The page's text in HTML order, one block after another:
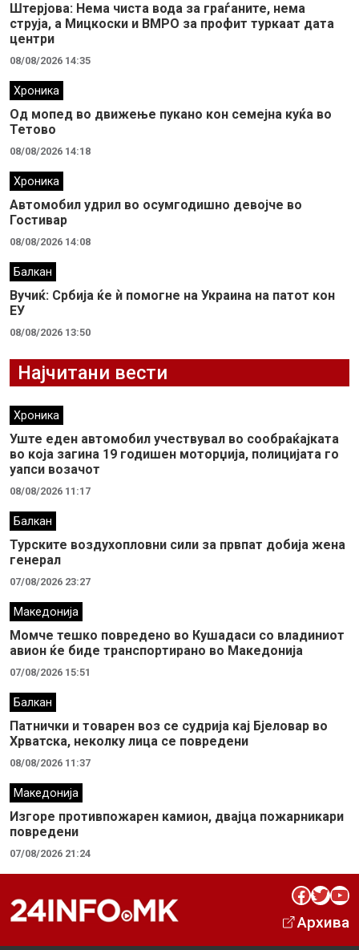
Штерјова: Нема чиста вода за граѓаните, нема
струја, а Мицкоски и ВМРО за профит туркаат дата
центри
08/08/2026 14:35
Хроника
Од мопед во движење пукано кон семејна куќа во
Тетово
08/08/2026 14:18
Хроника
Автомобил удрил во осумгодишно девојче во
Гостивар
08/08/2026 14:08
Балкан
Вучиќ: Србија ќе ѝ помогне на Украина на патот кон
ЕУ
08/08/2026 13:50
Најчитани вести
Хроника
Уште еден автомобил учествувал во сообраќајката
во која загина 19 годишен моторџија, полицијата го
уапси возачот
08/08/2026 11:17
Балкан
Турските воздухопловни сили за првпат добија жена
генерал
07/08/2026 23:27
Македонија
Момче тешко повредено во Кушадаси со владиниот
авион ќе биде транспортирано во Македонија
07/08/2026 15:51
Балкан
Патнички и товарен воз се судрија кај Бјеловар во
Хрватска, неколку лица се повредени
08/08/2026 11:37
Македонија
Изгоре противпожарен камион, двајца пожарникари
повредени
07/08/2026 21:24
Facebook Twitter YouTube
Архива